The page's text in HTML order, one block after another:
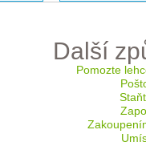
Další
Pomozte